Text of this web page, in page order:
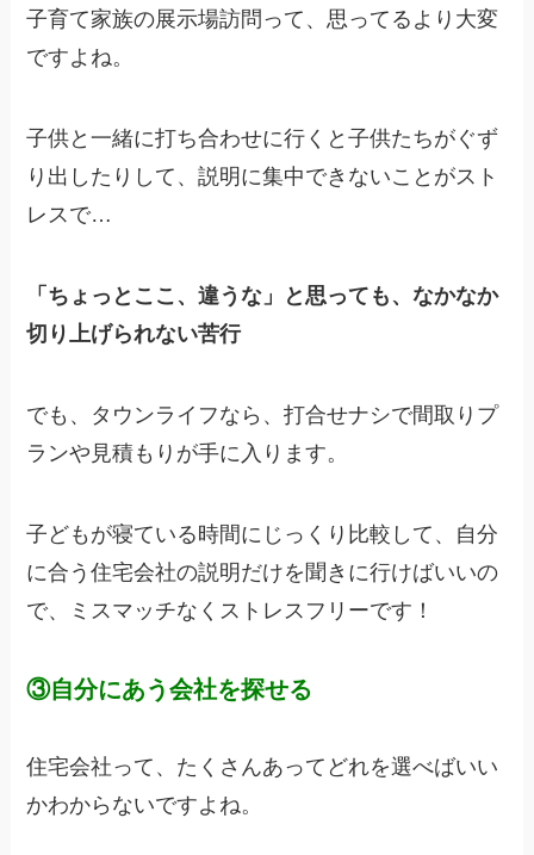
子育て家族の展示場訪問って、思ってるより大変
ですよね。
子供と一緒に打ち合わせに行くと子供たちがぐず
り出したりして、説明に集中できないことがスト
レスで…
「ちょっとここ、違うな」と思っても、なかなか
切り上げられない苦行
でも、タウンライフなら、打合せナシで間取りプ
ランや見積もりが手に入ります。
子どもが寝ている時間にじっくり比較して、自分
に合う住宅会社の説明だけを聞きに行けばいいの
で、ミスマッチなくストレスフリーです！
③自分にあう会社を探せる
住宅会社って、たくさんあってどれを選べばいい
かわからないですよね。